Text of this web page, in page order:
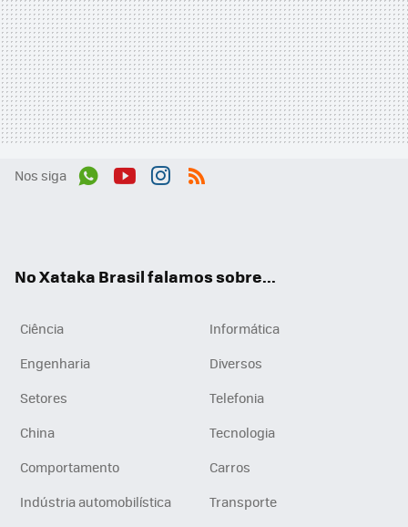
Nos siga
No Xataka Brasil falamos sobre...
Ciência
Informática
Engenharia
Diversos
Setores
Telefonia
China
Tecnologia
Comportamento
Carros
Indústria automobilística
Transporte